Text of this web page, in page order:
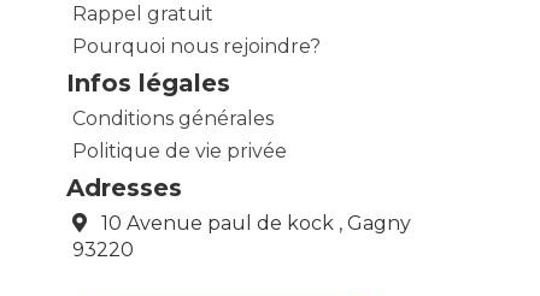
Rappel gratuit
Pourquoi nous rejoindre?
Infos légales
Conditions générales
Politique de vie privée
Adresses
10 Avenue paul de kock , Gagny
93220